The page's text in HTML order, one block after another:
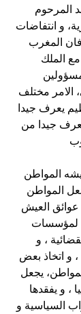
المرحوم
و انتفاضات
المغرب
الملك
الامر مختلف
يعرف جيدا
يعرف جيدا من
المواطن
المواطن
العيش
لمؤسسات
، و
، و اتخاذ بعض
يجعل
، و يفقدها
السياسية و